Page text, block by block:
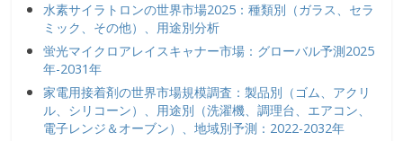
水素サイラトロンの世界市場2025：種類別（ガラス、セラ
ミック、その他）、用途別分析
蛍光マイクロアレイスキャナー市場：グローバル予測2025
年-2031年
家電用接着剤の世界市場規模調査：製品別（ゴム、アクリ
ル、シリコーン）、用途別（洗濯機、調理台、エアコン、
電子レンジ＆オーブン）、地域別予測：2022-2032年